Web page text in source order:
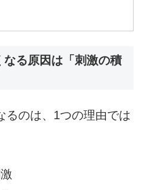
なる原因は「刺激の積
るのは、1つの理由では